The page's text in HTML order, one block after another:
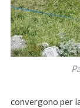
convergono per